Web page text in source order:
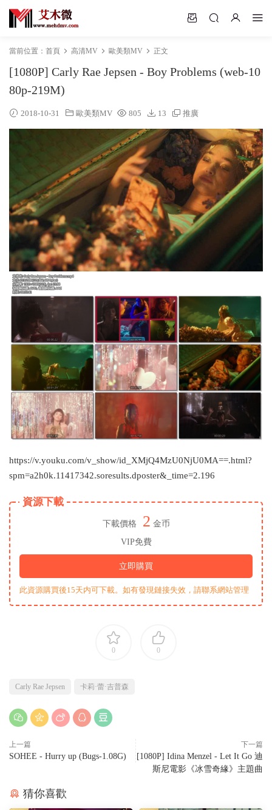
當前位置： 首頁 高清MV 歐美類MV 正文
[1080P] Carly Rae Jepsen - Boy Problems (web-10
80p-219M)
2018-10-31 歐美類MV 805 13 推廣
https://v.youku.com/v_show/id_XMjQ4MzU0NjU0MA==.html?
spm=a2h0k.11417342.soresults.dposter&_time=2.196
資源下載
下載價格 2 金币
VIP免費
立即購買
此資源購買後15天内可下載。如有發現鏈接失效，請聯系網站管理
0 0
Carly Rae Jepsen 卡莉·蕾·吉普森
上一篇
SOHEE - Hurry up (Bugs-1.08G)
下一篇
[1080P] Idina Menzel - Let It Go 迪
斯尼電影《冰雪奇緣》主題曲
猜你喜歡